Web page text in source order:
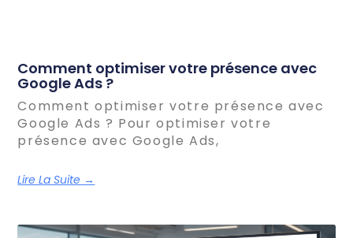
Comment optimiser votre présence avec
Google Ads ?
Comment optimiser votre présence avec
Google Ads ? Pour optimiser votre
présence avec Google Ads,
Lire La Suite →